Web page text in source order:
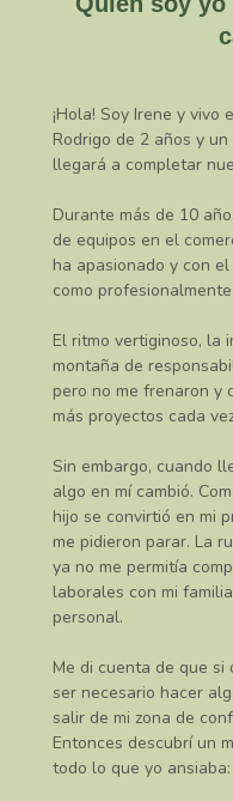
¡Hola! Soy Irene y vivo
Rodrigo de 2 años y
llegará a completar
Durante más de 10
de equipos en el
ha apasionado y con
como profesionalmente.
El ritmo vertiginoso, la
montaña de
pero no me frenaron y
más proyectos cada
Sin embargo, cuando
algo en mí cambió.
hijo se convirtió en mi
me pidieron parar. La
ya no me permitía
laborales con mi
personal.
Me di cuenta de que si
ser necesario hacer
salir de mi zona de
Entonces descubrí un
todo lo que yo ansiaba: